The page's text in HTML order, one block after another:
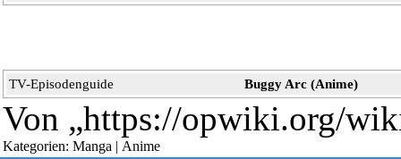
TV-Episodenguide Buggy Arc (Anime)
Von „https://opwiki.org/
Kategorien: Manga | Anime
Diese Seite wurde zuletzt am 5. Januar 2025 um 02:46 Uhr